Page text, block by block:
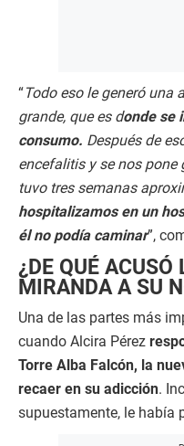
“Todo eso le generó una
grande, que es donde se
consumo. Después de
encefalitis y se nos pone
tuvo tres semanas
hospitalizamos en un
él no podía caminar”,
¿DE QUÉ ACUSÓ
MIRANDA A SU
Una de las partes más
cuando Alcira Pérez
Torre Alba Falcón, la
recaer en su adicción.
supuestamente, le había